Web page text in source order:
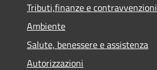
Tributi,finanze e contravvenzioni
Ambiente
Salute, benessere e assistenza
Autorizzazioni